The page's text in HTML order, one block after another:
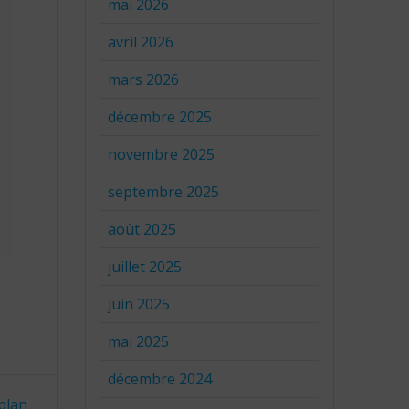
mai 2026
avril 2026
mars 2026
décembre 2025
novembre 2025
septembre 2025
août 2025
juillet 2025
juin 2025
mai 2025
décembre 2024